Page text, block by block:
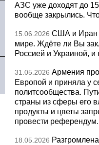
АЗС уже доходят до
вообще закрылись.
15.06.2026 США и Иран
мире. Ждёте ли Вы
Россией и Украиной,
31.05.2026 Армения
Европой и приняла у
политсообщества.
страны из сферы его
продукты и цветы
провести
18.05.2026